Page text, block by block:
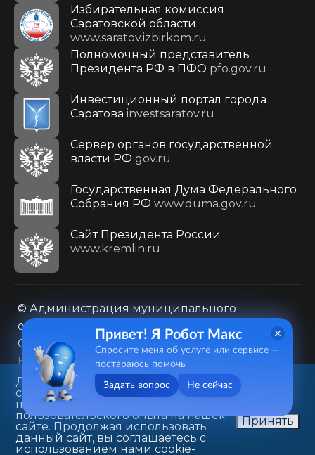
Избирательная комиссия
Саратовской области
www.saratov.izbirkom.ru
Полномочный представитель
Президента РФ в ПФО pfo.gov.ru
Инвестиционный портал города
Саратова investsaratov.ru
Сервер органов государственной
власти РФ gov.ru
Государственная Дума Федерального
Собрания РФ www.duma.gov.ru
Cайт Президента России
www.kremlin.ru
© Администрация муниципального
образования городского округа «Город
Саратов»
Контакты
Карта сайта
Политика в отношении обработки
персональных данных
410031, г. Саратов, ул. Первомайская, д. 78
+7(8452)26-02-49
Данный веб-сайт использует
cookie-файлы в целях
предоставления вам лучшего
пользовательского опыта на нашем
сайте. Продолжая использовать
данный сайт, вы соглашаетесь с
использованием нами cookie-
Принять
Привет! Я Робот Макс
Спросите меня об услуге или сервисе —
постараюсь помочь
Задать вопрос Не сейчас